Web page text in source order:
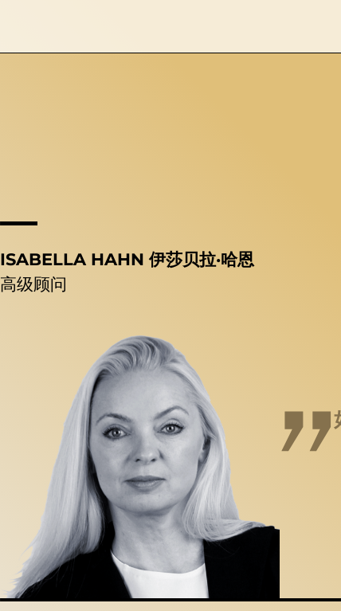
ISABELLA HAHN 伊莎贝拉·哈恩
高级顾问